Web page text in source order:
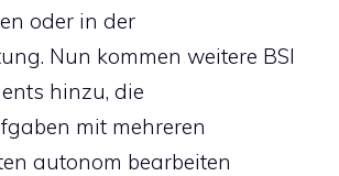
oder in der
Nun kommen weitere BSI
hinzu, die
mit mehreren
autonom bearbeiten